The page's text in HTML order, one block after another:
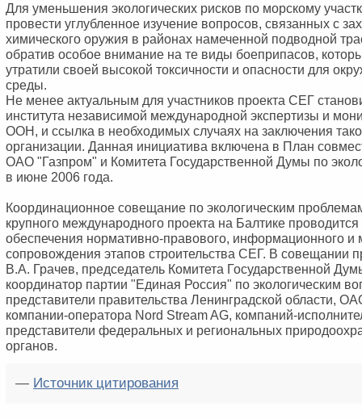
Для уменьшения экологических рисков по морскому
провести углубленное изучение вопросов, связанных с
химического оружия в районах намеченной подводной
обратив особое внимание на те виды боеприпасов,
утратили своей высокой токсичности и опасности для
среды.
Не менее актуальным для участников проекта СЕГ
института независимой международной экспертизы и
ООН, и ссылка в необходимых случаях на заключения
организации. Данная инициатива включена в План
ОАО "Газпром" и Комитета Государственной Думы по
в июне 2006 года.
Координационное совещание по экологическим
крупного международного проекта на Балтике проводится
обеспечения нормативно-правового, информационного и
сопровождения этапов строительства СЕГ. В совещании
В.А. Грачев, председатель Комитета Государственной
координатор партии "Единая Россия" по экологическим
представители правительства Ленинградской области,
компании-оператора Nord Stream AG, компаний-
представители федеральных и региональных
органов.
— Источник цитирования